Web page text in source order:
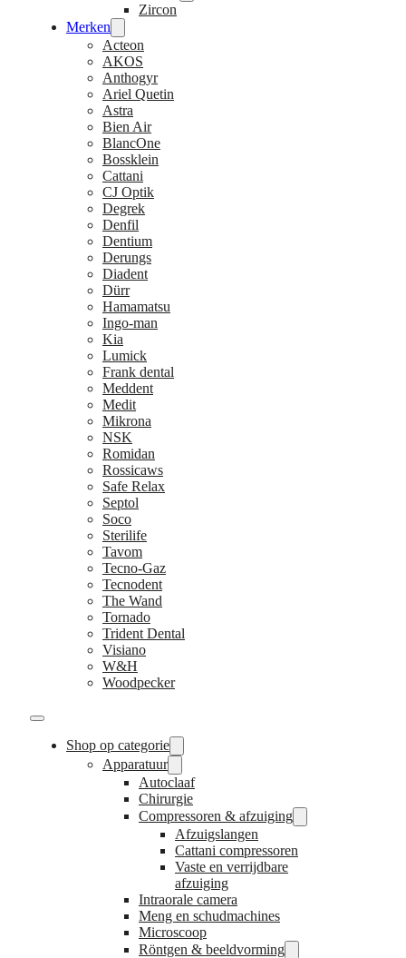
Zircon
Merken
Acteon
AKOS
Anthogyr
Ariel Quetin
Astra
Bien Air
BlancOne
Bossklein
Cattani
CJ Optik
Degrek
Denfil
Dentium
Derungs
Diadent
Dürr
Hamamatsu
Ingo-man
Kia
Lumick
Frank dental
Meddent
Medit
Mikrona
NSK
Romidan
Rossicaws
Safe Relax
Septol
Soco
Sterilife
Tavom
Tecno-Gaz
Tecnodent
The Wand
Tornado
Trident Dental
Visiano
W&H
Woodpecker
Shop op categorie
Apparatuur
Autoclaaf
Chirurgie
Compressoren & afzuiging
Afzuigslangen
Cattani compressoren
Vaste en verrijdbare
afzuiging
Intraorale camera
Meng en schudmachines
Microscoop
Röntgen & beeldvorming